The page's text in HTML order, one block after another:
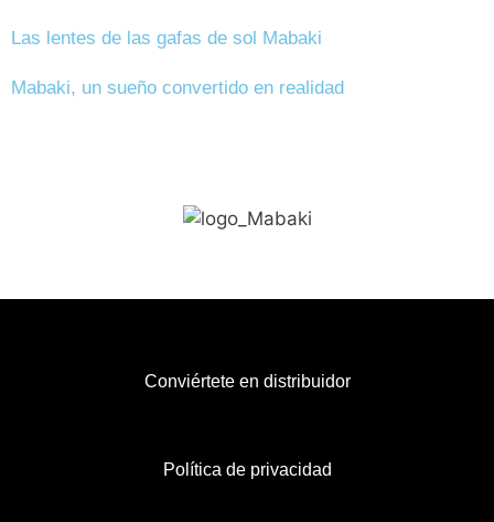
Las lentes de las gafas de sol Mabaki
Mabaki, un sueño convertido en realidad
Conviértete en distribuidor
Política de privacidad